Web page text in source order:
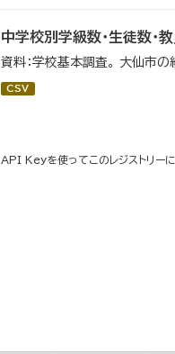
中学校別学級数・生徒数・
資料：学校基本調査。 大仙市の
CSV
API Keyを使ってこのレジストリー